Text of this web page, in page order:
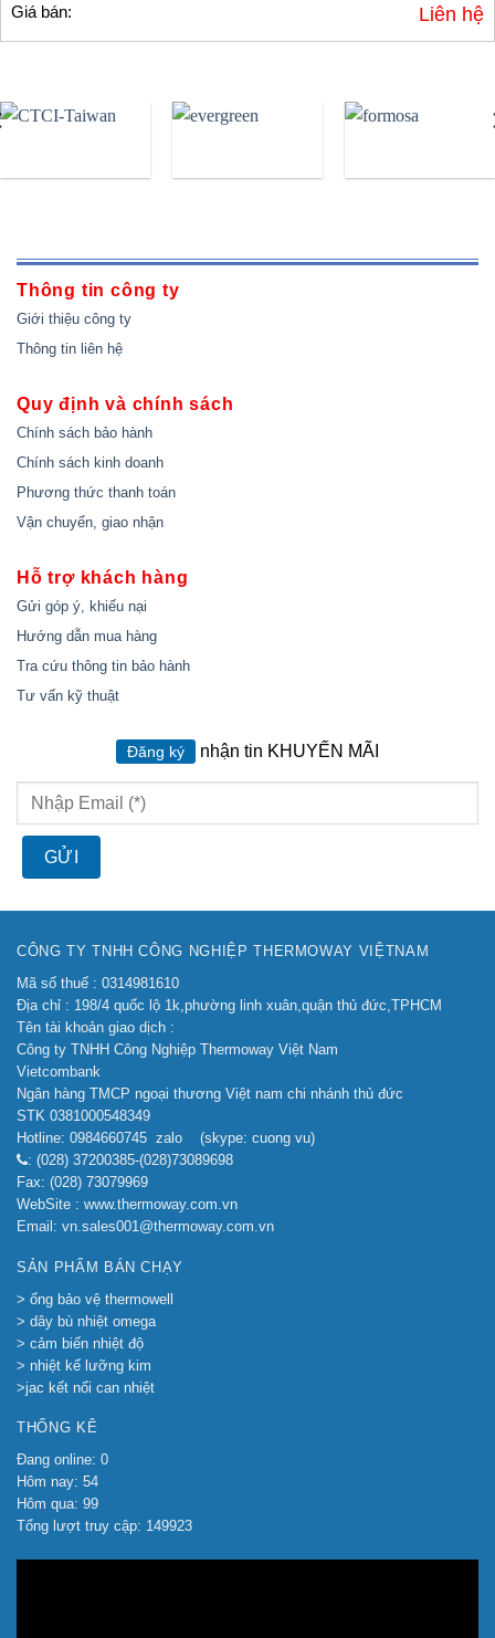
Giá bán:
Liên hệ
Thông tin công ty
Giới thiệu công ty
Thông tin liên hệ
Quy định và chính sách
Chính sách bảo hành
Chính sách kinh doanh
Phương thức thanh toán
Vận chuyển, giao nhận
Hỗ trợ khách hàng
Gửi góp ý, khiếu nại
Hướng dẫn mua hàng
Tra cứu thông tin bảo hành
Tư vấn kỹ thuật
Đăng ký nhận tin KHUYẾN MÃI
CÔNG TY TNHH CÔNG NGHIỆP THERMOWAY VIỆTNAM
Mã số thuế : 0314981610
Địa chỉ : 198/4 quốc lộ 1k,phường linh xuân,quận thủ đức,TPHCM
Tên tài khoản giao dịch :
Công ty TNHH Công Nghiệp Thermoway Việt Nam
Vietcombank
Ngân hàng TMCP ngoại thương Việt nam chi nhánh thủ đức
STK 0381000548349
Hotline: 0984660745 zalo (skype: cuong vu)
: (028) 37200385-(028)73089698
Fax: (028) 73079969
WebSite : www.thermoway.com.vn
Email: vn.sales001@thermoway.com.vn
SẢN PHẨM BÁN CHẠY
> ống bảo vệ thermowell
> dây bù nhiệt omega
> cảm biến nhiệt độ
> nhiệt kế lưỡng kim
>jac kết nối can nhiệt
THỐNG KÊ
Đang online: 0
Hôm nay: 54
Hôm qua: 99
Tổng lượt truy cập: 149923